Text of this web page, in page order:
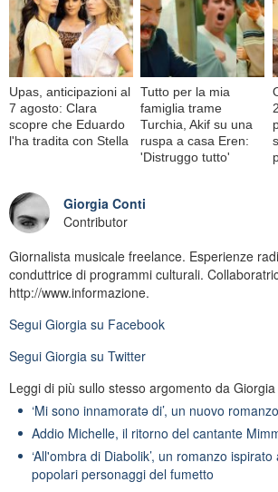
Upas, anticipazioni al
7 agosto: Clara
scopre che Eduardo
l'ha tradita con Stella
Tutto per la mia
famiglia trame
Turchia, Akif su una
ruspa a casa Eren:
'Distruggo tutto'
Giorgia Conti
Contributor
Giornalista musicale freelance. Esperienze
conduttrice di programmi culturali.
http://www.informazione.
Segui Giorgia su Facebook
Segui Giorgia su Twitter
Leggi di più sullo stesso argomento da Giorgia
‘Mi sono innamoratə di’, un nuovo
Addio Michelle, il ritorno del cantante
‘All'ombra di Diabolik’, un romanzo
popolari personaggi del fumetto